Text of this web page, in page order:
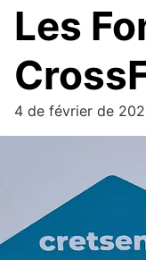
Les
4 de février de